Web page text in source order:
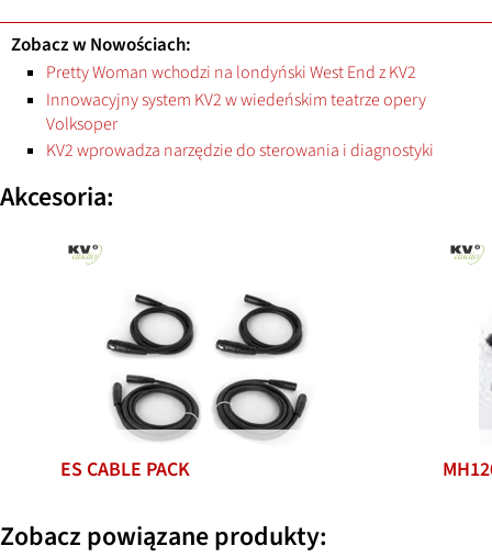
Zobacz w Nowościach:
Pretty Woman wchodzi na londyński West End z KV2
Innowacyjny system KV2 w wiedeńskim teatrze opery
Volksoper
KV2 wprowadza narzędzie do sterowania i diagnostyki
Akcesoria:
ES CABLE PACK
Zobacz powiązane produkty: